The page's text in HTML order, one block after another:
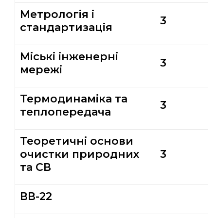
Метрологія і
стандартизація
3
Міські інженерні
мережі
3
Термодинаміка та
теплопередача
3
Теоретичні основи
очистки природних
та СВ
3
ВВ-22